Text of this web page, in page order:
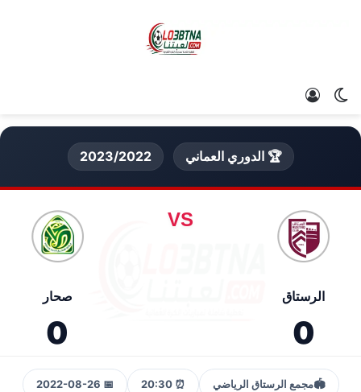
الوضع المظلم
🏆 الدوري العماني 2023/2022
الرستاق
0
VS
صحار
0
🏟️مجمع الرستاق الرياضي ⏰ 20:30
📅 2022-08-26